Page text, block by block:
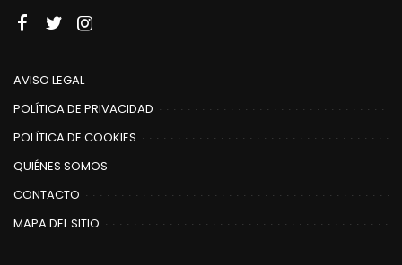
AVISO LEGAL
POLÍTICA DE PRIVACIDAD
POLÍTICA DE COOKIES
QUIÉNES SOMOS
CONTACTO
MAPA DEL SITIO